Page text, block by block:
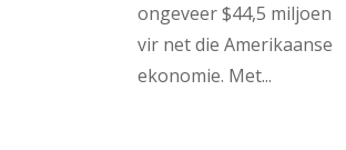
ongeveer $44,5 miljoen
vir net die Amerikaanse
ekonomie. Met...